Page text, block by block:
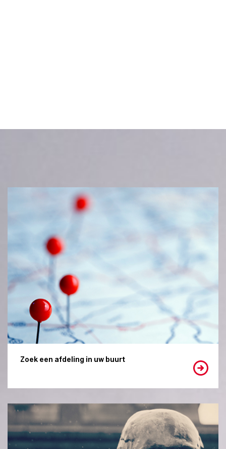
Zoek een afdeling in uw buurt